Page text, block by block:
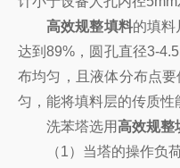
高效规整填料的填料
达到89%，圆孔直径3-
布均匀，且液体分布点
匀，能将填料层的传质性
洗苯塔选用高效规整
（1）当塔的操作负荷